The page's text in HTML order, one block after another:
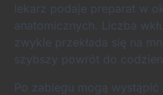
lekarz podaje preparat w
anatomicznych. Liczba
zwykle przekłada się na
szybszy powrót do
Po zabiegu mogą